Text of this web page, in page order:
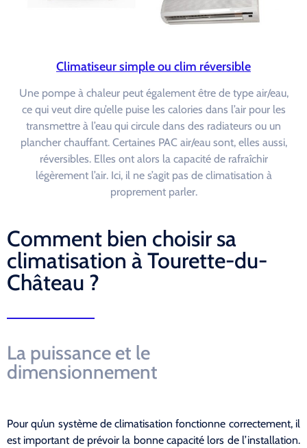
Climatiseur simple ou clim réversible
Une pompe à chaleur peut également être de type air/eau,
ce qui veut dire qu’elle puise les calories dans l’air pour les
transmettre à l’eau qui circule dans des radiateurs ou un
plancher chauffant. Certaines PAC air/eau sont, elles aussi,
réversibles. Elles ont alors la capacité de rafraîchir
légèrement l’air. Ici, il ne s’agit pas de climatisation à
proprement parler.
Comment bien choisir sa
climatisation à Tourette-du-
Château ?
La puissance et le
dimensionnement
Pour qu’un système de climatisation fonctionne correctement, il
est important de prévoir la bonne capacité lors de l’installation.